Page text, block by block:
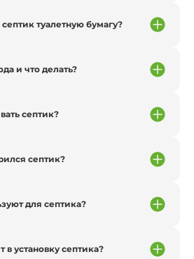
туалетную бумагу?
и что делать?
септик?
септик?
для септика?
в установку септика?